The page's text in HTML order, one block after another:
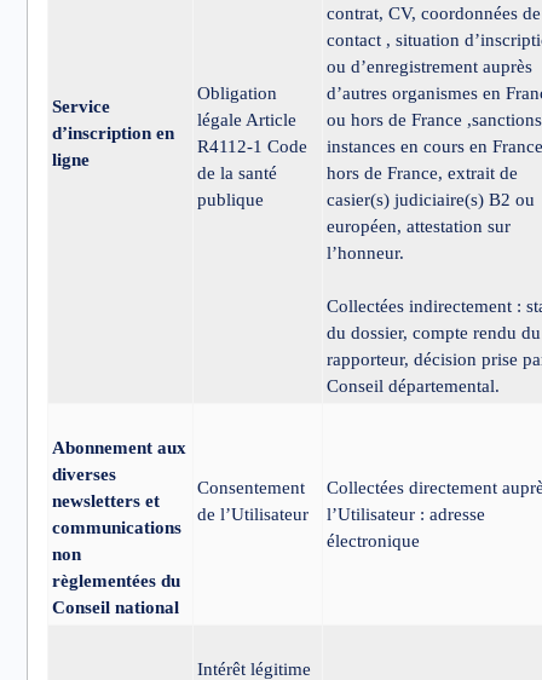
Service
d’inscription en
ligne
Obligation
légale Article
R4112-1 Code
de la santé
publique
contrat, CV, coordonnées de
contact , situation
ou d’enregistrement auprès
d’autres organismes en
ou hors de France
instances en cours en
hors de France, extrait de
casier(s) judiciaire(s) B2 ou
européen, attestation sur
l’honneur.
Collectées indirectement :
du dossier, compte rendu du
rapporteur, décision prise
Conseil départemental.
Abonnement aux
diverses
newsletters et
communications
non
règlementées du
Conseil national
Consentement
de l’Utilisateur
Collectées directement
l’Utilisateur : adresse
électronique
Intérêt légitime